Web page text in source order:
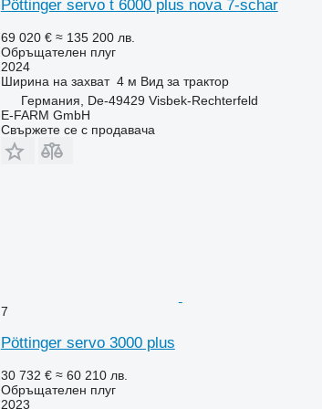
Pöttinger servo t 6000 plus nova 7-schar
69 020 € ≈ 135 200 лв.
Обръщателен плуг
2024
Ширина на захват 4 м Вид за трактор
Германия, De-49429 Visbek-Rechterfeld
E-FARM GmbH
Свържете се с продавача
7
Pöttinger servo 3000 plus
30 732 € ≈ 60 210 лв.
Обръщателен плуг
2023